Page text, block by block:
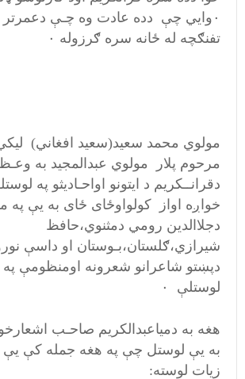
۰وایي چې دده عادت وه چـې دعمرتر
تفنګچه له ځانه سره ګرزوله ۰
مولوي محمد سعید(سعید افغاني)
مرحوم پلار مولوي عبدالمجید به وعـظ
دقرانــکریم د ایتونو اواحـادیثو په
خواږه اواز کولواوځای ځای به یې
دجلاالدین رومي دمثنوي،حافظ
شیرازي،ګلستان،بـوستان او داسې نورو
دپښتو شاعرانو شعرونه اومنظومې په
لوستلې ۰
هغه به دمیاعبدالکریم صاحـب
به یې لوستل چې په هغه جمله کې یې
زیات لوسته: